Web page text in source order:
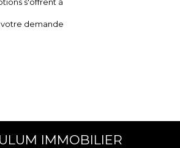
demande
IMMOBILIER